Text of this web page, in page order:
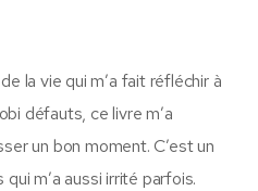
la vie qui m’a fait réfléchir à
défauts, ce livre m’a
un bon moment. C’est un
m’a aussi irrité parfois.